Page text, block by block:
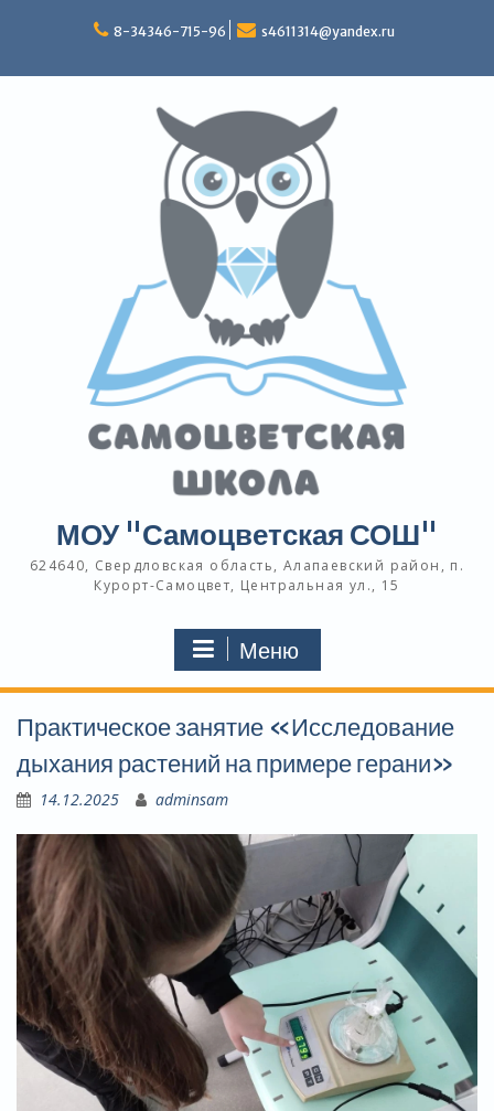
8-34346-715-96 s4611314@yandex.ru
МОУ "Самоцветская СОШ"
624640, Свердловская область, Алапаевский район, п.
Курорт-Самоцвет, Центральная ул., 15
Меню
Практическое занятие «Исследование
дыхания растений на примере герани»
14.12.2025 adminsam